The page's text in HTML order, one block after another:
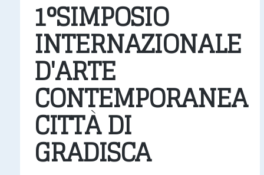
1°SIMPOSIO
INTERNAZIONALE
D'ARTE
CONTEMPORANEA
CITTÀ DI
GRADISCA